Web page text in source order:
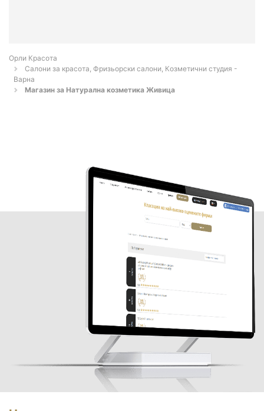
Орли Красота
Салони за красота, Фризьорски салони, Козметични студия -
Варна
Магазин за Натурална козметика Живица